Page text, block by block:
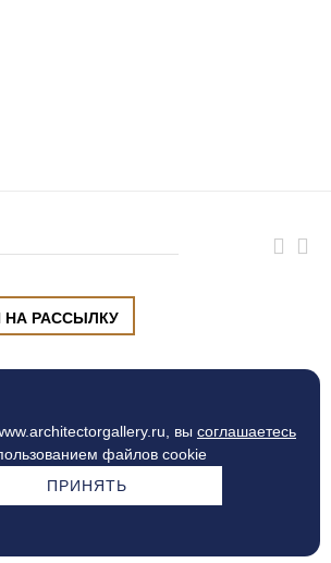
вы соглашаетесь
файлов cookie
ПРИНЯТЬ
НА РАССЫЛКУ